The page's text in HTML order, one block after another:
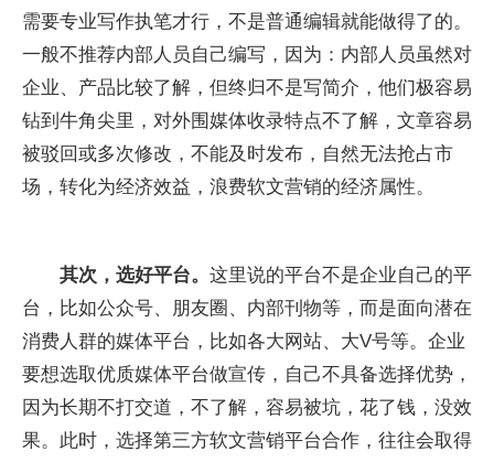
需要专业写作执笔才行，不是普通编辑就能做得了的。
一般不推荐内部人员自己编写，因为：内部人员虽然对
企业、产品比较了解，但终归不是写简介，他们极容易
钻到牛角尖里，对外围媒体收录特点不了解，文章容易
被驳回或多次修改，不能及时发布，自然无法抢占市
场，转化为经济效益，浪费软文营销的经济属性。
其次，选好平台。 这里说的平台不是企业自己的平
台，比如公众号、朋友圈、内部刊物等，而是面向潜在
消费人群的媒体平台，比如各大网站、大V号等。企业
要想选取优质媒体平台做宣传，自己不具备选择优势，
因为长期不打交道，不了解，容易被坑，花了钱，没效
果。此时，选择第三方软文营销平台合作，往往会取得